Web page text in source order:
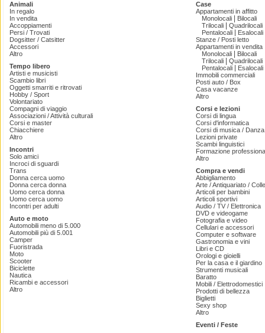
Animali
In regalo
In vendita
Accoppiamenti
Persi / Trovati
Dogsitter / Catsitter
Accessori
Altro
Tempo libero
Artisti e musicisti
Scambio libri
Oggetti smarriti e ritrovati
Hobby / Sport
Volontariato
Compagni di viaggio
Associazioni / Attività culturali
Corsi e master
Chiacchiere
Altro
Incontri
Solo amici
Incroci di sguardi
Trans
Donna cerca uomo
Donna cerca donna
Uomo cerca donna
Uomo cerca uomo
Incontri per adulti
Auto e moto
Automobili meno di 5.000
Automobili più di 5.001
Camper
Fuoristrada
Moto
Scooter
Biciclette
Nautica
Ricambi e accessori
Altro
Case
Appartamenti in affitto
Monolocali
Bilocali
Trilocali
Quadrilocali
Pentalocali
Esalocali
Stanze / Posti letto
Appartamenti in vendita
Monolocali
Bilocali
Trilocali
Quadrilocali
Pentalocali
Esalocali
Immobili commerciali
Posti auto / Box
Casa vacanze
Altro
Corsi e lezioni
Corsi di lingua
Corsi d'informatica
Corsi di musica /
Lezioni private
Scambi linguistici
Formazione
Altro
Compra e vendi
Abbigliamento
Arte / Antiquariato /
Articoli per bambini
Articoli sportivi
Audio / TV / Elettronica
DVD e videogame
Fotografia e video
Cellulari e accessori
Computer e software
Gastronomia e vini
Libri e CD
Orologi e gioielli
Per la casa e il giardino
Strumenti musicali
Baratto
Mobili / Elettrodomestici
Prodotti di bellezza
Biglietti
Sexy shop
Altro
Eventi / Feste